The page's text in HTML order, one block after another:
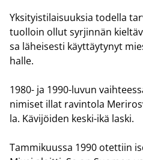
Yk­si­tyis­ti­lai­suuk­sia to­del­la
tuol­loin ollut syr­jin­nän
sa lä­hei­ses­ti käyt­täy­ty­nyt
hal­le.
1980- ja 1990-​luvun
nimiset illat ra­vin­to­la
la. Kä­vi­jöi­den keski-​ikä laski.
Tam­mi­kuus­sa 1990 otet­tiin